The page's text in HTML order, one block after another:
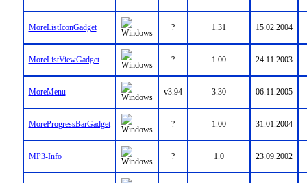
MoreListIconGadget ? 1.31 15.02.2004
MoreListViewGadget ? 1.00 24.11.2003
MoreMenu v3.94 3.30 06.11.2005
MoreProgressBarGadget ? 1.00 31.01.2004
MP3-Info ? 1.0 23.09.2002